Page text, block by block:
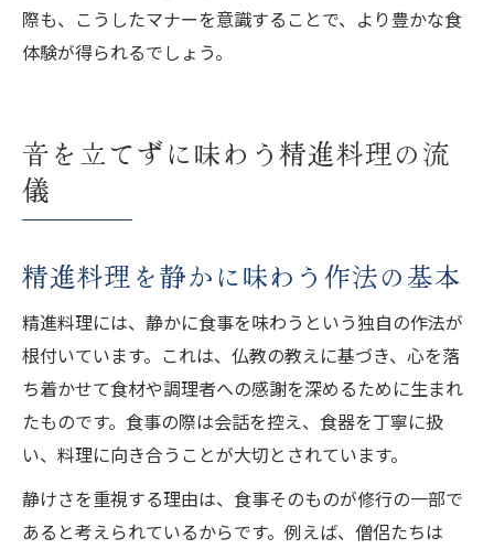
際も、こうしたマナーを意識することで、より豊かな食
体験が得られるでしょう。
音を立てずに味わう精進料理の流
儀
精進料理を静かに味わう作法の基本
精進料理には、静かに食事を味わうという独自の作法が
根付いています。これは、仏教の教えに基づき、心を落
ち着かせて食材や調理者への感謝を深めるために生まれ
たものです。食事の際は会話を控え、食器を丁寧に扱
い、料理に向き合うことが大切とされています。
静けさを重視する理由は、食事そのものが修行の一部で
あると考えられているからです。例えば、僧侶たちは